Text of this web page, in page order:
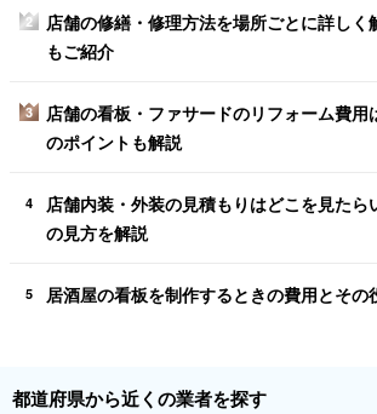
2
店舗の修繕・修理方法を場所ごとに詳しく
もご紹介
3
店舗の看板・ファサードのリフォーム費用
のポイントも解説
4
店舗内装・外装の見積もりはどこを見たら
の見方を解説
5 居酒屋の看板を制作するときの費用とその
都道府県から近くの業者を探す